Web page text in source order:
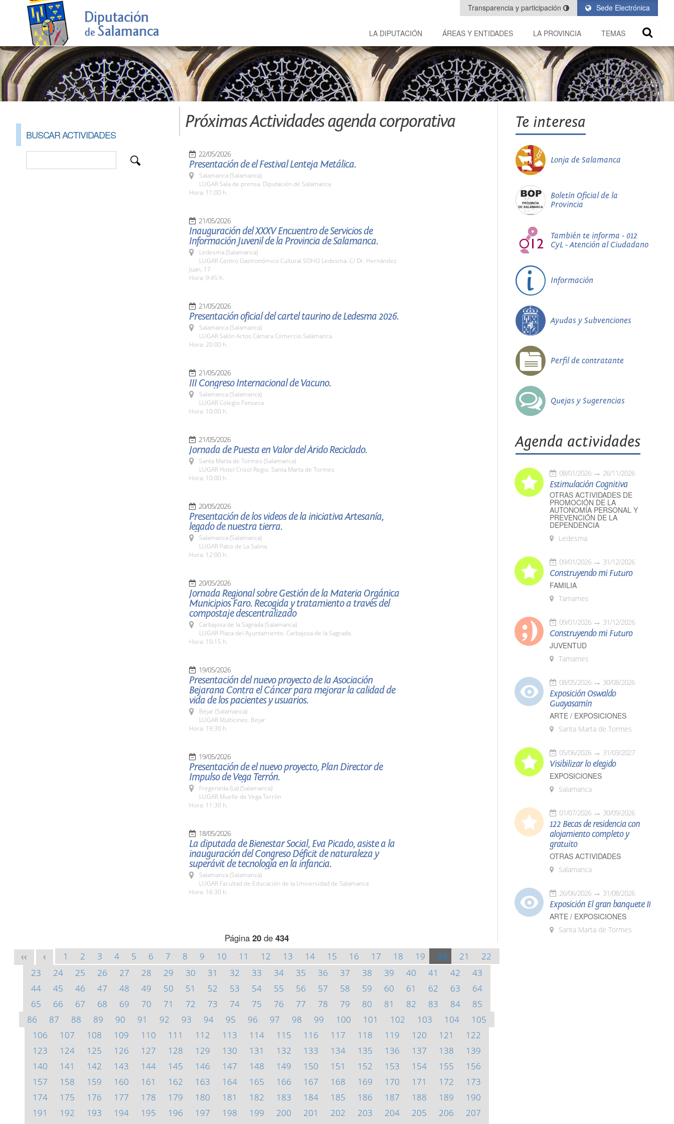
Sede Electrónica
Transparencia y participación
LA DIPUTACIÓN ÁREAS Y ENTIDADES LA PROVINCIA TEMAS
BUSCAR ACTIVIDADES
Próximas Actividades agenda corporativa
22/05/2026
Presentación de el Festival Lenteja Metálica.
Salamanca (Salamanca)
LUGAR Sala de prensa. Diputación de Salamanca
Hora: 11:00 h.
21/05/2026
Inauguración del XXXV Encuentro de Servicios de
Información Juvenil de la Provincia de Salamanca.
Ledesma (Salamanca)
LUGAR Centro Gastronómico Cultural SOHO Ledesma. C/ Dr. Hernández
Juan, 17
Hora: 9:45 h.
21/05/2026
Presentación oficial del cartel taurino de Ledesma 2026.
Salamanca (Salamanca)
LUGAR Salón Actos Cámara Comercio Salamanca
Hora: 20:00 h.
21/05/2026
III Congreso Internacional de Vacuno.
Salamanca (Salamanca)
LUGAR Colegio Fonseca
Hora: 10:00 h.
21/05/2026
Jornada de Puesta en Valor del Árido Reciclado.
Santa Marta de Tormes (Salamanca)
LUGAR Hotel Crisol Regio. Santa Marta de Tormes
Hora: 10:00 h.
20/05/2026
Presentación de los videos de la iniciativa Artesanía,
legado de nuestra tierra.
Salamanca (Salamanca)
LUGAR Patio de La Salina.
Hora: 12:00 h.
20/05/2026
Jornada Regional sobre Gestión de la Materia Orgánica
Municipios Faro. Recogida y tratamiento a través del
compostaje descentralizado
Carbajosa de la Sagrada (Salamanca)
LUGAR Plaza del Ayuntamiento. Carbajosa de la Sagrada.
Hora: 10:15 h.
19/05/2026
Presentación del nuevo proyecto de la Asociación
Bejarana Contra el Cáncer para mejorar la calidad de
vida de los pacientes y usuarios.
Béjar (Salamanca)
LUGAR Multicines. Bejar
Hora: 19:30 h.
19/05/2026
Presentación de el nuevo proyecto, Plan Director de
Impulso de Vega Terrón.
Fregeneda (La) (Salamanca)
LUGAR Muelle de Vega Terrón
Hora: 11:30 h.
18/05/2026
La diputada de Bienestar Social, Eva Picado, asiste a la
inauguración del Congreso Déficit de naturaleza y
superávit de tecnología en la infancia.
Salamanca (Salamanca)
LUGAR Facultad de Educación de la Universidad de Salamanca
Hora: 16:30 h.
Página 20 de 434
<< < 1 2 3 4 5 6 7 8 9 10 11 12 13 14 15 16 17 18 19 20 21
22
23
24 25 26 27 28 29 30 31 32 33 34 35 36 37 38 39 40 41 42
43
44
45 46 47 48 49 50 51 52 53 54 55 56 57 58 59 60 61 62 63
64
65
66 67 68 69 70 71 72 73 74 75 76 77 78 79 80 81 82 83 84
85
86
87 88 89 90 91 92 93 94 95 96 97 98 99 100 101 102 103 104
105
106
107 108 109 110 111 112 113 114 115 116 117 118 119 120 121
122
123
124 125 126 127 128 129 130 131 132 133 134 135 136 137 138
139
140
141 142 143 144 145 146 147 148 149 150 151 152 153 154 155
156
157
158 159 160 161 162 163 164 165 166 167 168 169 170 171 172
173
174
175 176 177 178 179 180 181 182 183 184 185 186 187 188 189
190
191
192 193 194 195 196 197 198 199 200 201 202 203 204 205 206
207
Te interesa
Lonja de Salamanca
Boletín Oficial de la
Provincia
También te informa - 012
CyL - Atención al Ciudadano
Información
Ayudas y Subvenciones
Perfil de contratante
Quejas y Sugerencias
Agenda actividades
08/01/2026 26/11/2026
Estimulación Cognitiva
OTRAS ACTIVIDADES DE
PROMOCIÓN DE LA
AUTONOMÍA PERSONAL Y
PREVENCIÓN DE LA
DEPENDENCIA
Ledesma
09/01/2026 31/12/2026
Construyendo mi Futuro
FAMILIA
Tamames
09/01/2026 31/12/2026
Construyendo mi Futuro
JUVENTUD
Tamames
08/05/2026 30/08/2026
Exposición Oswaldo
Guayasamín
ARTE / EXPOSICIONES
Santa Marta de Tormes
05/06/2026 31/03/2027
Visibilizar lo elegido
EXPOSICIONES
Salamanca
01/07/2026 30/09/2026
122 Becas de residencia con
alojamiento completo y
gratuito
OTRAS ACTIVIDADES
Salamanca
26/06/2026 31/08/2026
Exposición El gran banquete II
ARTE / EXPOSICIONES
Santa Marta de Tormes